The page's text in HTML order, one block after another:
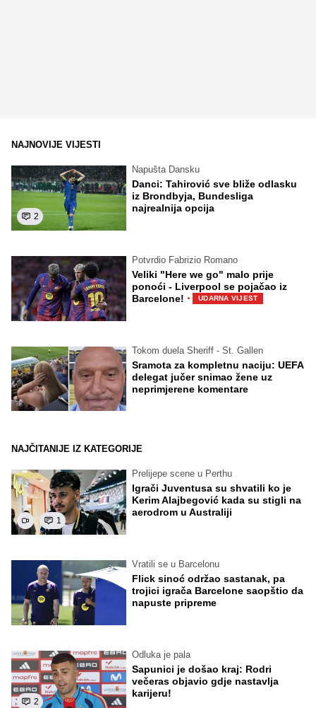
NAJNOVIJE VIJESTI
2
Napušta Dansku
Danci: Tahirović sve bliže odlasku
iz Brondbyja, Bundesliga
najrealnija opcija
Potvrdio Fabrizio Romano
Veliki "Here we go" malo prije
ponoći - Liverpool se pojačao iz
Barcelone! · UDARNA VIJEST
Tokom duela Sheriff - St. Gallen
Sramota za kompletnu naciju: UEFA
delegat jučer snimao žene uz
neprimjerene komentare
NAJČITANIJE IZ KATEGORIJE
1
Prelijepe scene u Perthu
Igrači Juventusa su shvatili ko je
Kerim Alajbegović kada su stigli na
aerodrom u Australiji
Vratili se u Barcelonu
Flick sinoć održao sastanak, pa
trojici igrača Barcelone saopštio da
napuste pripreme
2
Odluka je pala
Sapunici je došao kraj: Rodri
večeras objavio gdje nastavlja
karijeru!